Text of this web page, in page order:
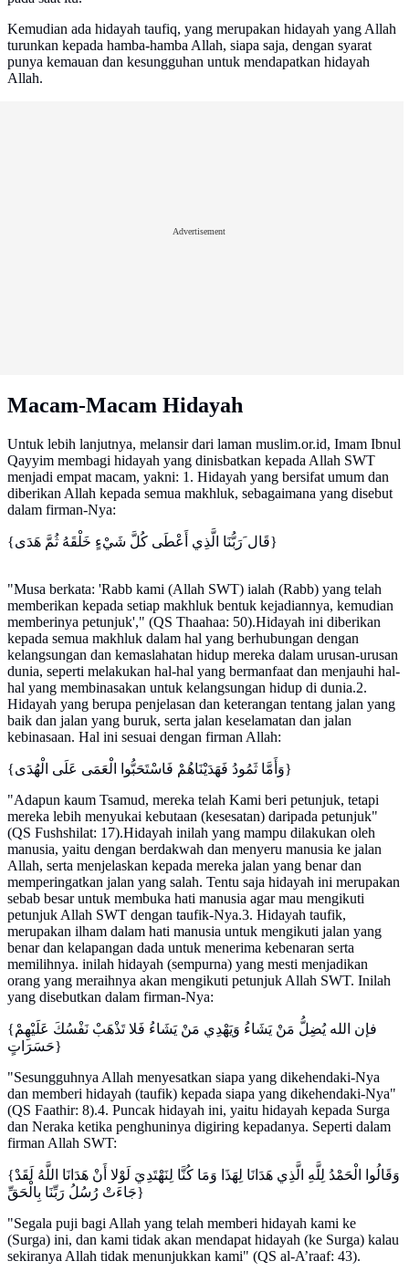
Kemudian ada hidayah taufiq, yang merupakan hidayah yang Allah
turunkan kepada hamba-hamba Allah, siapa saja, dengan syarat
punya kemauan dan kesungguhan untuk mendapatkan hidayah
Allah.
Advertisement
Macam-Macam Hidayah
Untuk lebih lanjutnya, melansir dari laman muslim.or.id, Imam Ibnul
Qayyim membagi hidayah yang dinisbatkan kepada Allah SWT
menjadi empat macam, yakni: 1. Hidayah yang bersifat umum dan
diberikan Allah kepada semua makhluk, sebagaimana yang disebut
dalam firman-Nya:
{قَال َرَبُّنَا الَّذِي أَعْطَى كُلَّ شَيْءٍ خَلْقَهُ ثُمَّ هَدَى}
"Musa berkata: 'Rabb kami (Allah SWT) ialah (Rabb) yang telah
memberikan kepada setiap makhluk bentuk kejadiannya, kemudian
memberinya petunjuk'," (QS Thaahaa: 50).Hidayah ini diberikan
kepada semua makhluk dalam hal yang berhubungan dengan
kelangsungan dan kemaslahatan hidup mereka dalam urusan-urusan
dunia, seperti melakukan hal-hal yang bermanfaat dan menjauhi hal-
hal yang membinasakan untuk kelangsungan hidup di dunia.2.
Hidayah yang berupa penjelasan dan keterangan tentang jalan yang
baik dan jalan yang buruk, serta jalan keselamatan dan jalan
kebinasaan. Hal ini sesuai dengan firman Allah:
{وَأَمَّا ثَمُودُ فَهَدَيْنَاهُمْ فَاسْتَحَبُّوا الْعَمَى عَلَى الْهُدَى}
"Adapun kaum Tsamud, mereka telah Kami beri petunjuk, tetapi
mereka lebih menyukai kebutaan (kesesatan) daripada petunjuk"
(QS Fushshilat: 17).Hidayah inilah yang mampu dilakukan oleh
manusia, yaitu dengan berdakwah dan menyeru manusia ke jalan
Allah, serta menjelaskan kepada mereka jalan yang benar dan
memperingatkan jalan yang salah. Tentu saja hidayah ini merupakan
sebab besar untuk membuka hati manusia agar mau mengikuti
petunjuk Allah SWT dengan taufik-Nya.3. Hidayah taufik,
merupakan ilham dalam hati manusia untuk mengikuti jalan yang
benar dan kelapangan dada untuk menerima kebenaran serta
memilihnya. inilah hidayah (sempurna) yang mesti menjadikan
orang yang meraihnya akan mengikuti petunjuk Allah SWT. Inilah
yang disebutkan dalam firman-Nya:
{فإن الله يُضِلُّ مَنْ يَشَاءُ وَيَهْدِي مَنْ يَشَاءُ فَلا تَذْهَبْ نَفْسُكَ عَلَيْهِمْ
حَسَرَاتٍ}
"Sesungguhnya Allah menyesatkan siapa yang dikehendaki-Nya
dan memberi hidayah (taufik) kepada siapa yang dikehendaki-Nya"
(QS Faathir: 8).4. Puncak hidayah ini, yaitu hidayah kepada Surga
dan Neraka ketika penghuninya digiring kepadanya. Seperti dalam
firman Allah SWT:
{وَقَالُوا الْحَمْدُ لِلَّهِ الَّذِي هَدَانَا لِهَذَا وَمَا كُنَّا لِنَهْتَدِيَ لَوْلا أَنْ هَدَانَا اللَّهُ لَقَدْ
جَاءَتْ رُسُلُ رَبِّنَا بِالْحَقِّ}
"Segala puji bagi Allah yang telah memberi hidayah kami ke
(Surga) ini, dan kami tidak akan mendapat hidayah (ke Surga) kalau
sekiranya Allah tidak menunjukkan kami" (QS al-A’raaf: 43).